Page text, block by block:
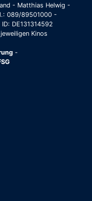
- Matthias Helwig -
089/89501000 -
DE131314592
Kinos
-